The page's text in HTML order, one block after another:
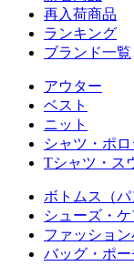
再入荷商品
ランキング
ブランド一覧
アウター
ベスト
ニット
シャツ・ポ
Tシャツ・ス
ボトムス（パ
シューズ・
ファッション
バッグ・ポー